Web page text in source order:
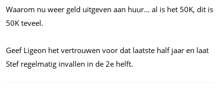
Waarom nu weer geld uitgeven aan huur... al is het 50K, dit is
50K teveel.
Geef Ligeon het vertrouwen voor dat laatste half jaar en laat
Stef regelmatig invallen in de 2e helft.